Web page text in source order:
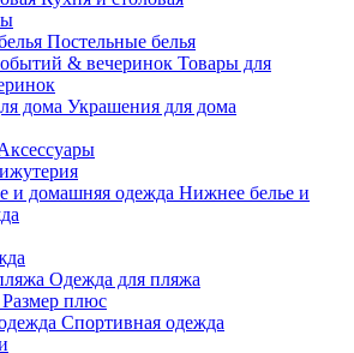
Постельные белья
Товары для
Украшения для дома
Нижнее белье и
Одежда для пляжа
Размер плюс
Спортивная одежда